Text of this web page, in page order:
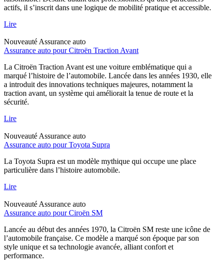
actifs, il s’inscrit dans une logique de mobilité pratique et accessible.
Lire
Nouveauté Assurance auto
Assurance auto pour Citroën Traction Avant
La Citroën Traction Avant est une voiture emblématique qui a
marqué l’histoire de l’automobile. Lancée dans les années 1930, elle
a introduit des innovations techniques majeures, notamment la
traction avant, un système qui améliorait la tenue de route et la
sécurité.
Lire
Nouveauté Assurance auto
Assurance auto pour Toyota Supra
La Toyota Supra est un modèle mythique qui occupe une place
particulière dans l’histoire automobile.
Lire
Nouveauté Assurance auto
Assurance auto pour Ciroën SM
Lancée au début des années 1970, la Citroën SM reste une icône de
l’automobile française. Ce modèle a marqué son époque par son
style unique et sa technologie avancée, alliant confort et
performance.